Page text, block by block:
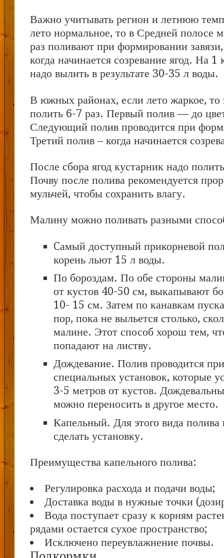
Важно учитывать регион и летнюю
лето нормальное, то в Средней полосе
раз поливают при формировании
когда начинается созревание ягод. На
надо вылить в результате 30-35 л воды.
В южных районах, если лето жаркое, то
полить 6-7 раз. Первый полив — до
Следующий полив проводится при
Третий полив – когда начинается
После сбора ягод кустарник надо
Почву после полива рекомендуется
мульчей, чтобы сохранить влагу.
Малину можно поливать разными
Cамый доступный прикорневой
корень льют 15 л воды.
По бороздам. По обе стороны
от кустов 40-50 см, выкапывают
10- 15 см. Затем по канавкам
пор, пока не выльется столько,
малине. Этот способ хорош тем,
попадают на листву.
Дождевание. Полив проводится
специальных установок, которые
3-5 метров от кустов.
можно переносить в другое место.
Капельный. Для этого вида полива
сделать установку.
Преимущества капельного полива:
Регулировка расхода и подачи воды;
Доставка воды в нужные точки
Вода поступает сразу к корням
рядами остается сухое пространство;
Исключено переувлажнение почвы.